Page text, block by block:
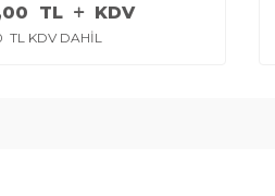
TL KDV
TL KDV DAHİL